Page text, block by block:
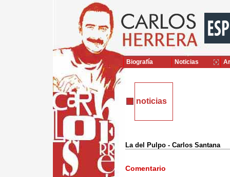
noticias
La del Pulpo - Carlos Santana
Comentario
Biografía Noticias